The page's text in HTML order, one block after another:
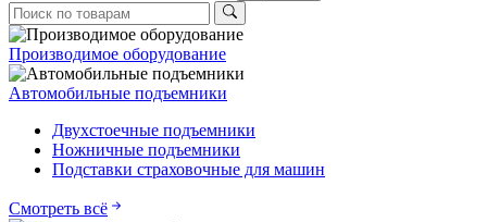
Производимое оборудование
Автомобильные подъемники
Двухстоечные подъемники
Ножничные подъемники
Подставки страховочные для машин
Смотреть всё